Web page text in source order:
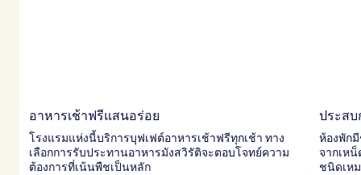
อาหารเช้าฟรีแสนอร่อย
โรงแรมแห่งนี้บริการบุฟเฟต์อาหารเช้าฟรีทุกเช้า ทาง
เลือกการรับประทานอาหารมังสวิรัติจะตอบโจทย์ความ
ต้องการที่เน้นพืชเป็นหลัก
ประส
ห้องพัก
จากเห
ชนิดเห